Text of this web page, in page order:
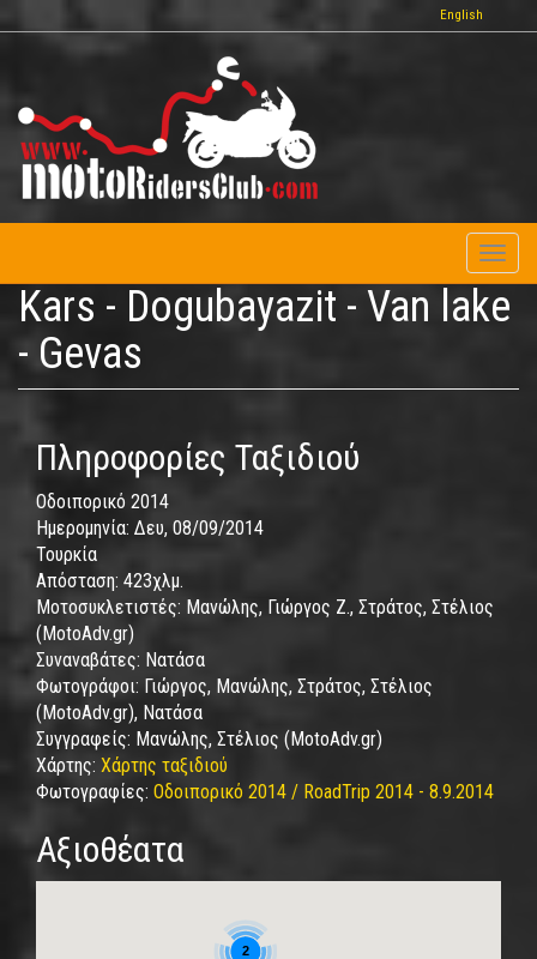
προς
περιεχόμενο
English
Kars - Dogubayazit - Van lake
- Gevas
Πληροφορίες Ταξιδιού
Οδοιπορικό 2014
Ημερομηνία: Δευ, 08/09/2014
Τουρκία
Απόσταση: 423χλμ.
Μοτοσυκλετιστές: Μανώλης, Γιώργος Ζ., Στράτος, Στέλιος
(MotoAdv.gr)
Συναναβάτες: Νατάσα
Φωτογράφοι: Γιώργος, Μανώλης, Στράτος, Στέλιος
(MotoAdv.gr), Νατάσα
Συγγραφείς: Μανώλης, Στέλιος (MotoAdv.gr)
Χάρτης: Χάρτης ταξιδιού
Φωτογραφίες: Οδοιπορικό 2014 / RoadTrip 2014 - 8.9.2014
Αξιοθέατα
2